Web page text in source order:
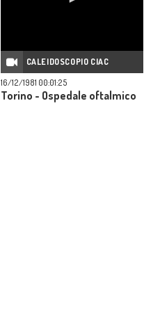
CALEIDOSCOPIO CIAC
16/12/1981 00:01:25
Torino - Ospedale oftalmico